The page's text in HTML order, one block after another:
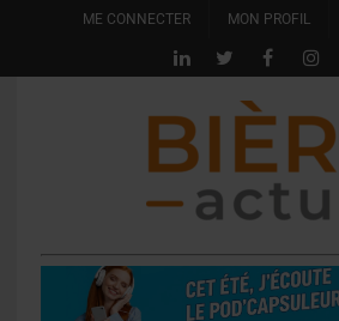
ME CONNECTER MON PROFIL